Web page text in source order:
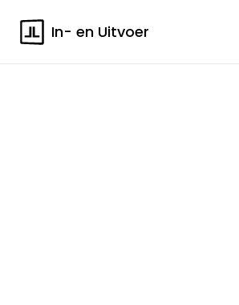
In- en Uitvoer